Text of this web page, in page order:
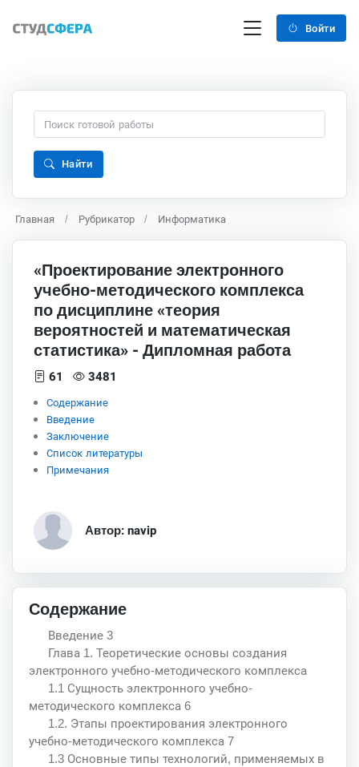
Войти
Найти
Главная Рубрикатор Информатика
«Проектирование электронного
учебно-методического комплекса
по дисциплине «теория
вероятностей и математическая
статистика» - Дипломная работа
61 3481
Содержание
Введение
Заключение
Список литературы
Примечания
Автор: navip
Содержание
Введение 3
Глава 1. Теоретические основы создания
электронного учебно-методического комплекса
1.1 Сущность электронного учебно-
методического комплекса 6
1.2. Этапы проектирования электронного
учебно-методического комплекса 7
1.3 Основные типы технологий, применяемых в